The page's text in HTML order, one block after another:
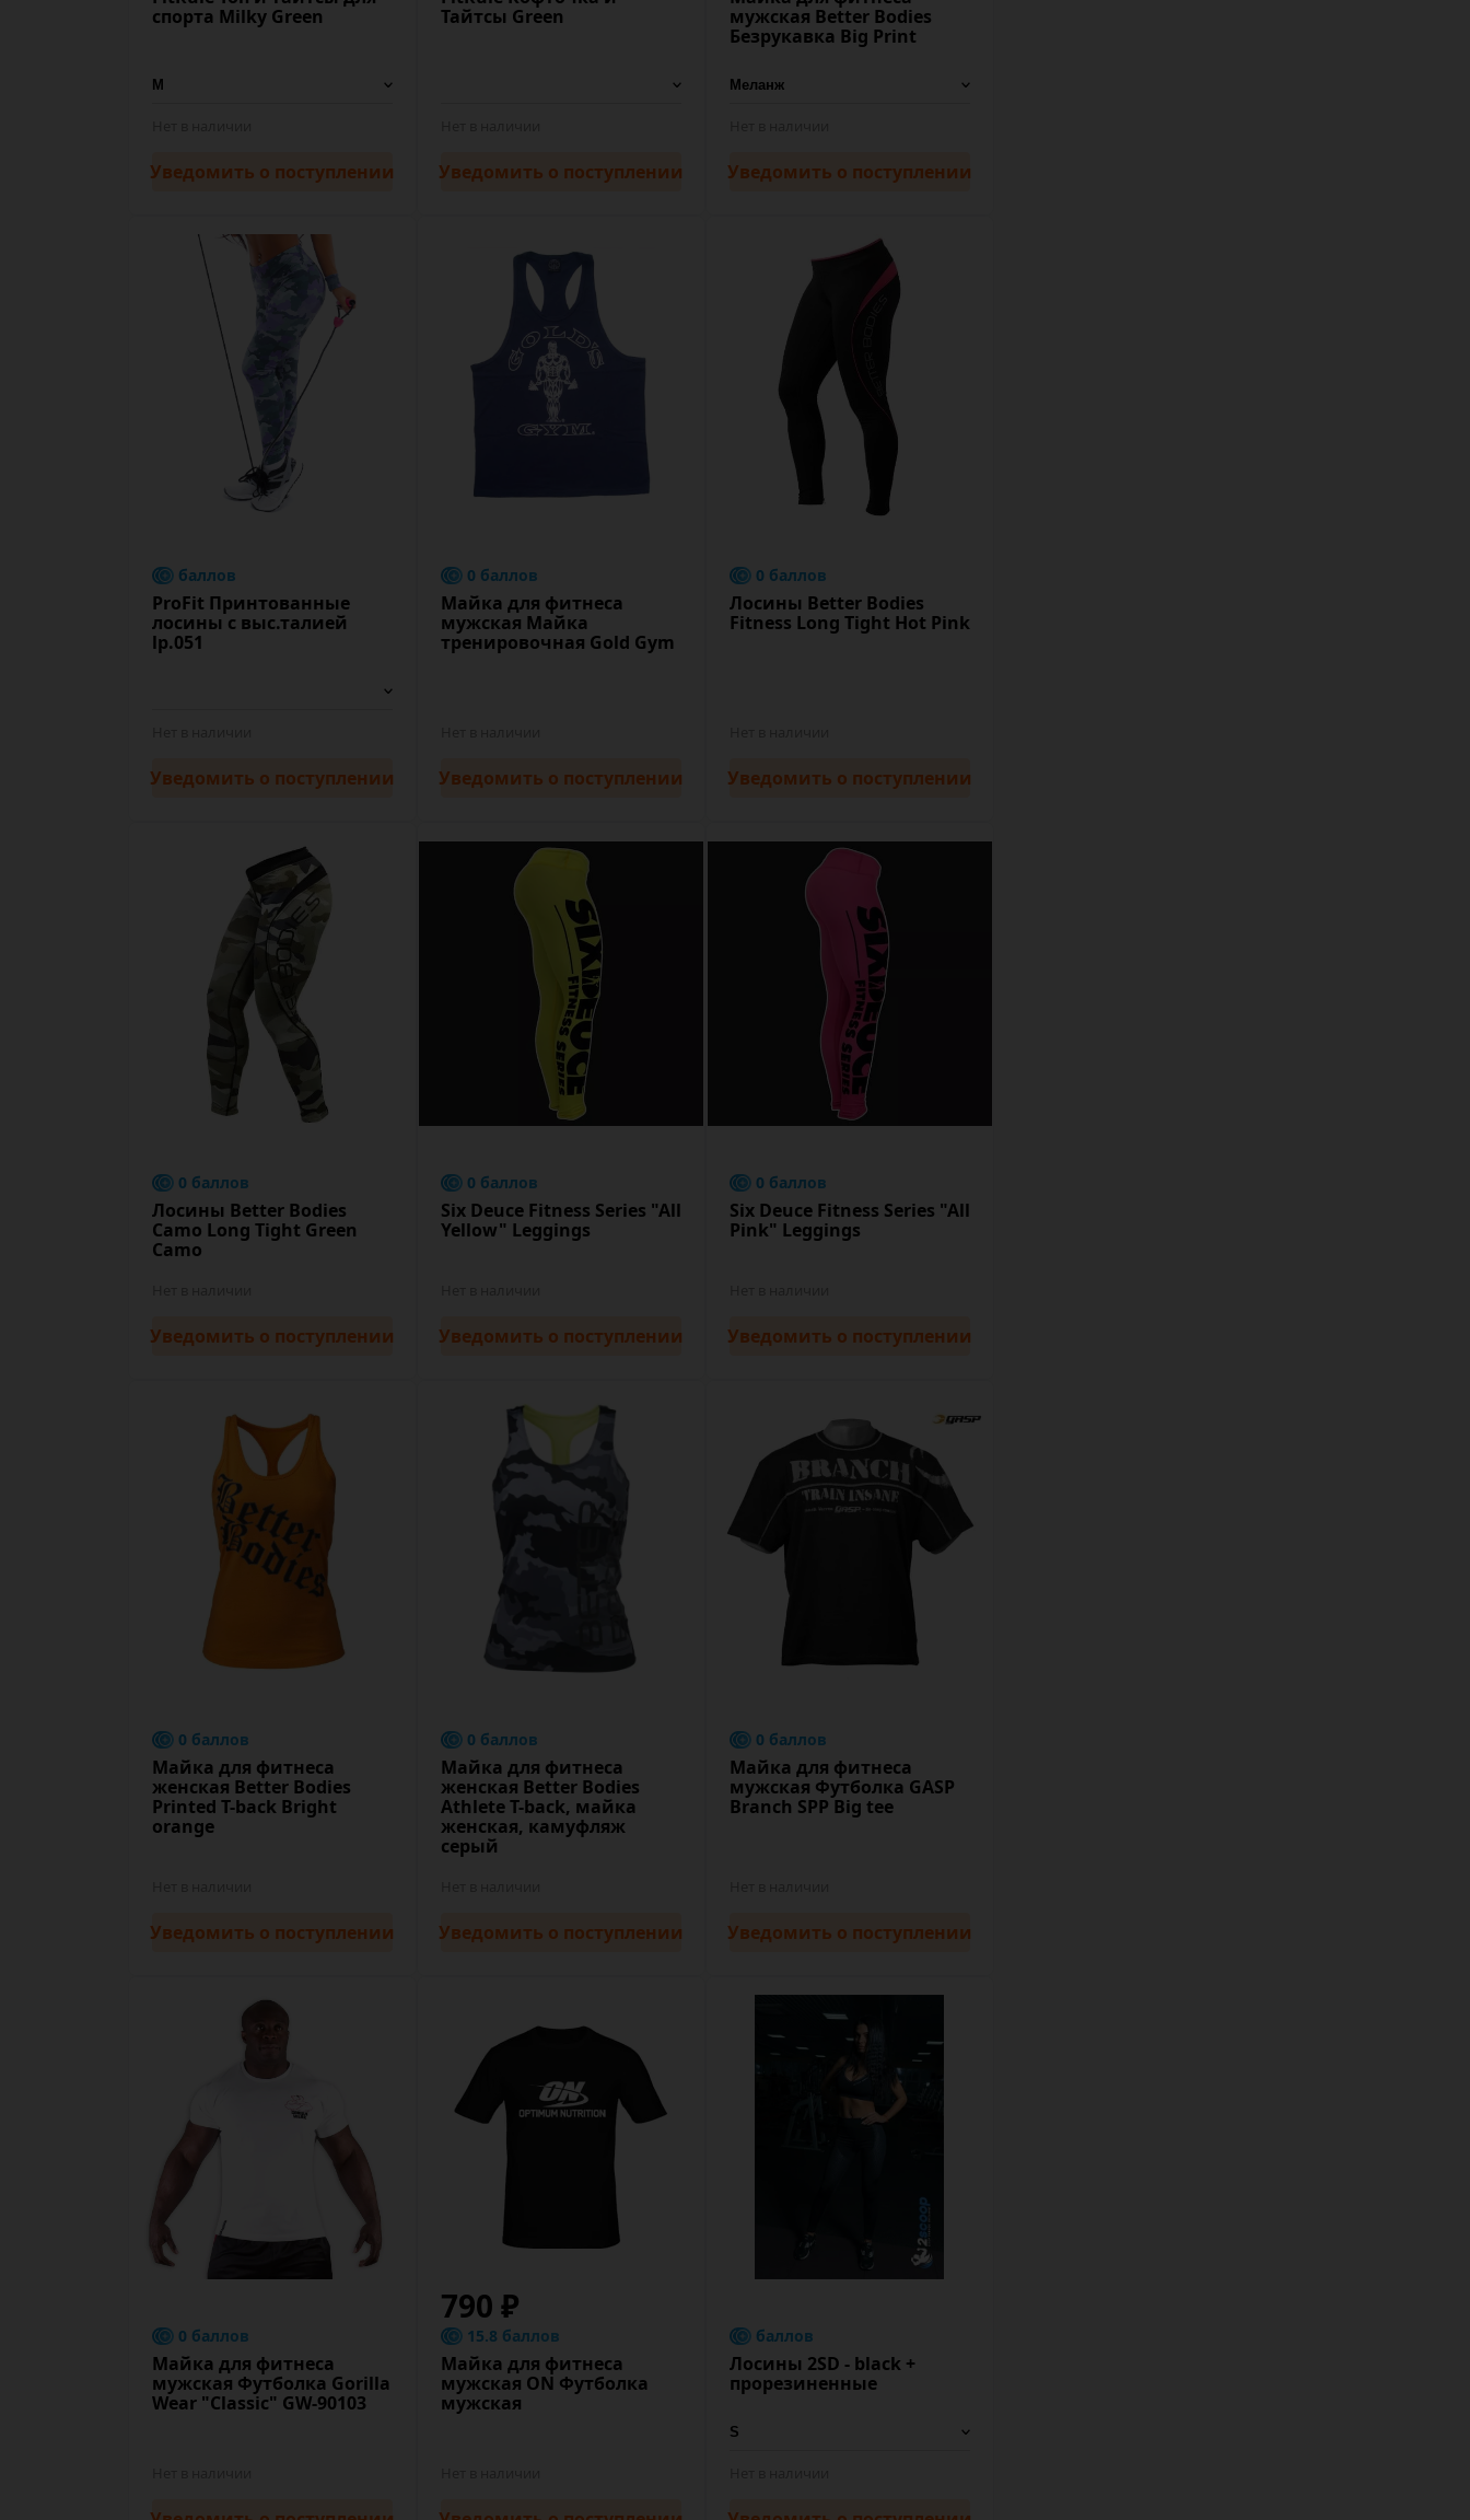
спорта Milky Green
Уведомить о поступлении
Тайтсы Green
Уведомить о поступлении
мужская Better Bodies
Безрукавка Big Print
Уведомить о поступлении
баллов
ProFit Принтованные
лосины с выс.талией
lp.051
Уведомить о поступлении
0 баллов
Майка для фитнеса
мужская Майка
тренировочная Gold Gym
Уведомить о поступлении
0 баллов
Лосины Better Bodies
Fitness Long Tight Hot Pink
Уведомить о поступлении
0 баллов
Лосины Better Bodies
Camo Long Tight Green
Camo
Уведомить о поступлении
0 баллов
Six Deuce Fitness Series "All
Yellow" Leggings
Уведомить о поступлении
0 баллов
Six Deuce Fitness Series "All
Pink" Leggings
Уведомить о поступлении
0 баллов
Майка для фитнеса
женская Better Bodies
Printed T-back Bright
orange
Уведомить о поступлении
0 баллов
Майка для фитнеса
женская Better Bodies
Athlete T-back, майка
женская, камуфляж
серый
Уведомить о поступлении
0 баллов
Майка для фитнеса
мужская Футболка GASP
Branch SPP Big tee
Уведомить о поступлении
0 баллов
Майка для фитнеса
мужская Футболка Gorilla
Wear "Classic" GW-90103
790 ₽
15.8 баллов
Майка для фитнеса
мужская ON Футболка
мужская
баллов
Лосины 2SD - black +
прорезиненные